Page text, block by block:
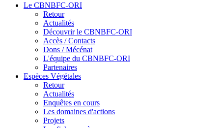
Le CBNBFC-ORI
Retour
Actualités
Découvrir le CBNBFC-ORI
Accès / Contacts
Dons / Mécénat
L'équipe du CBNBFC-ORI
Partenaires
Espèces Végétales
Retour
Actualités
Enquêtes en cours
Les domaines d'actions
Projets